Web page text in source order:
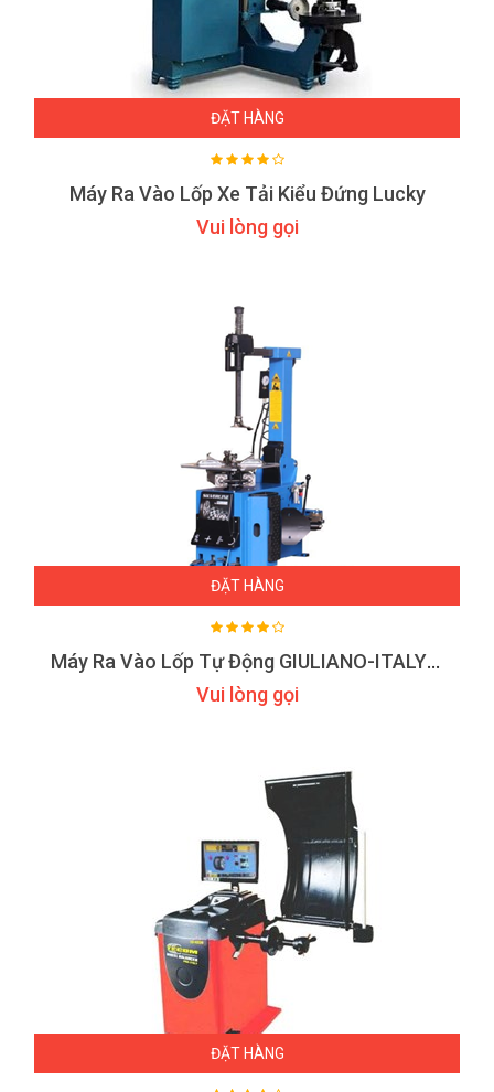
ĐẶT HÀNG
Máy Ra Vào Lốp Xe Tải Kiểu Đứng Lucky
Vui lòng gọi
ĐẶT HÀNG
Máy Ra Vào Lốp Tự Động GIULIANO-ITALY SL-22
Vui lòng gọi
ĐẶT HÀNG